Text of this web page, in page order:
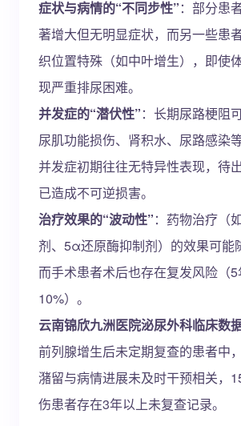
症状与病情的“不同步性”：部分患
著增大但无明显症状，而另一些患
织位置特殊（如中叶增生），即使
现严重排尿困难。
并发症的“潜伏性”：长期尿路梗阻
尿肌功能损伤、肾积水、尿路感染
并发症初期往往无特异性表现，待
已造成不可逆损害。
治疗效果的“波动性”：药物治疗（
剂、5α还原酶抑制剂）的效果可能
而手术患者术后也存在复发风险（
10%）。
云南锦欣九洲医院泌尿外科临床数
前列腺增生后未定期复查的患者中
潴留与病情进展未及时干预相关，
伤患者存在3年以上未复查记录。